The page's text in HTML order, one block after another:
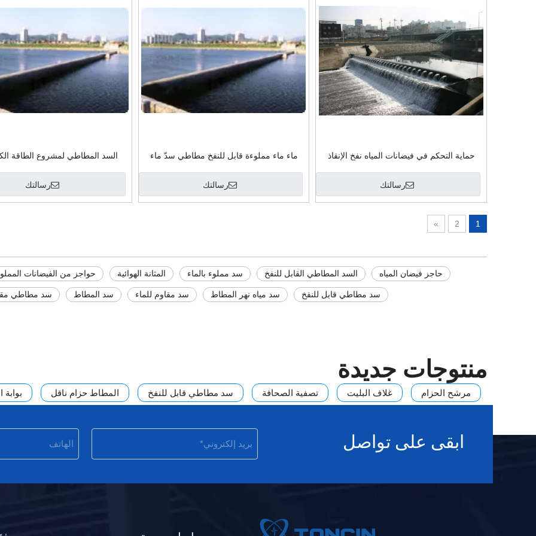
حماية التحكم في فيضانات المياه نفخ الإنقاذ
السد المطاطي للأبواب
رسالتك
ماء ماء مملوءة قابل للنفخ مطاطي سدّ ماء
رسالتك
السد المطاطي لمشروع الطاقة
رسالتك
1
2
»
حواجز من الفيضانات المثانة الهوائية سد مملوء بالماء السد المطاطي القابل للنفخ حاجز فيضان المياه
سد مطاطي سد المطاط سد مقاوم للماء سد مياه نهر المطاط سد مطاطي قابل للنفخ
منتوجات جديدة
مرشح الحزام غلاف البليت تصفية الصحافة سد مطاطي قابل للنفخ المطاط حزام ناقل
ابقى على تواصل